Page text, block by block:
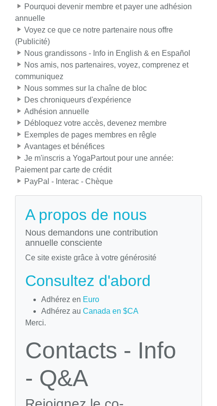
Pourquoi devenir membre et payer une adhésion
annuelle
Voyez ce que ce notre partenaire nous offre
(Publicité)
Nous grandissons - Info in English & en Español
Nos amis, nos partenaires, voyez, comprenez et
communiquez
Nous sommes sur la chaîne de bloc
Des chroniqueurs d'expérience
Adhésion annuelle
Débloquez votre accès, devenez membre
Exemples de pages membres en rêgle
Avantages et bénéfices
Je m'inscris a YogaPartout pour une année:
Paiement par carte de crédit
PayPal - Interac - Chèque
A propos de nous
Nous demandons une contribution
annuelle consciente
Ce site existe grâce à votre générosité
Consultez d'abord
Adhérez en Euro
Adhérez au Canada en $CA
Merci.
Contacts - Info
- Q&A